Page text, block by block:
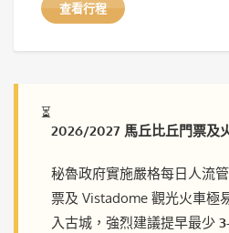
查看行程
⏳
2026/2027 馬丘比丘門票及
秘魯政府實施嚴格每日人流
票及 Vistadome 觀光火車極
入古城，強烈建議提早最少